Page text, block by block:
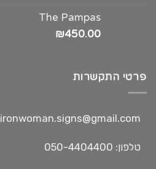
The Pampas
₪450.00
פרטי התקשרות
ironwoman.signs@gmail.com
טלפון: 050-4404400